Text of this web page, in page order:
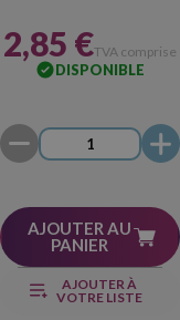
2,85 €TVA comprise
DISPONIBLE
AJOUTER AU
PANIER
AJOUTER À
VOTRE LISTE